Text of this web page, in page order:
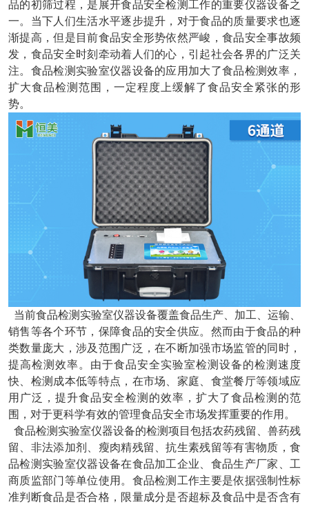
品的初筛过程，是展开食品安全检测工作的重要仪器设备之
一。当下人们生活水平逐步提升，对于食品的质量要求也逐
渐提高，但是目前食品安全形势依然严峻，食品安全事故频
发，食品安全时刻牵动着人们的心，引起社会各界的广泛关
注。食品检测实验室仪器设备的应用加大了食品检测效率，
扩大食品检测范围，一定程度上缓解了食品安全紧张的形
势。
当前食品检测实验室仪器设备覆盖食品生产、加工、运输、
销售等各个环节，保障食品的安全供应。然而由于食品的种
类数量庞大，涉及范围广泛，在不断加强市场监管的同时，
提高检测效率。由于食品安全实验室检测设备的检测速度
快、检测成本低等特点，在市场、家庭、食堂餐厅等领域应
用广泛，提升食品安全检测的效率，扩大了食品检测的范
围，对于更科学有效的管理食品安全市场发挥重要的作用。
食品检测实验室仪器设备的检测项目包括农药残留、兽药残
留、非法添加剂、瘦肉精残留、抗生素残留等有害物质，食
品检测实验室仪器设备在食品加工企业、食品生产厂家、工
商质监部门等单位使用。食品检测工作主要是依据强制性标
准判断食品是否合格，限量成分是否超标及食品中是否含有